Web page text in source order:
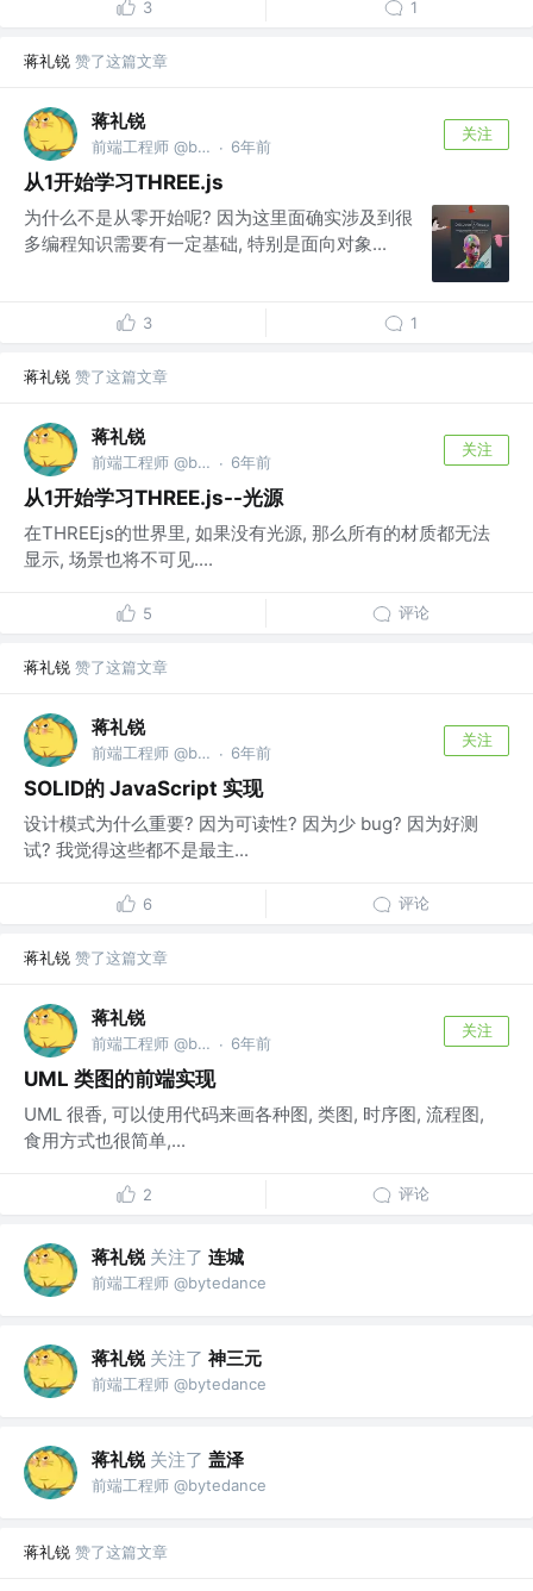
3 1
蒋礼锐 赞了这篇文章
蒋礼锐
前端工程师 @bytedance · 6年前
关注
从1开始学习THREE.js
为什么不是从零开始呢? 因为这里面确实涉及到很
多编程知识需要有一定基础, 特别是面向对象...
3 1
蒋礼锐 赞了这篇文章
蒋礼锐
前端工程师 @bytedance · 6年前
关注
从1开始学习THREE.js--光源
在THREEjs的世界里, 如果没有光源, 那么所有的材质都无法
显示, 场景也将不可见....
5 评论
蒋礼锐 赞了这篇文章
蒋礼锐
前端工程师 @bytedance · 6年前
关注
SOLID的 JavaScript 实现
设计模式为什么重要? 因为可读性? 因为少 bug? 因为好测
试? 我觉得这些都不是最主...
6 评论
蒋礼锐 赞了这篇文章
蒋礼锐
前端工程师 @bytedance · 6年前
关注
UML 类图的前端实现
UML 很香, 可以使用代码来画各种图, 类图, 时序图, 流程图,
食用方式也很简单,...
2 评论
蒋礼锐 关注了 连城
前端工程师 @bytedance
蒋礼锐 关注了 神三元
前端工程师 @bytedance
蒋礼锐 关注了 盖泽
前端工程师 @bytedance
蒋礼锐 赞了这篇文章